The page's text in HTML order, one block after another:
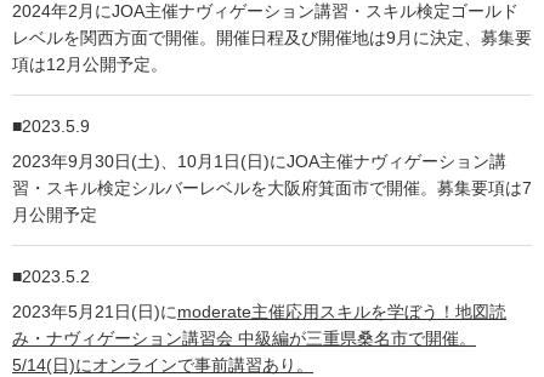
2024年2月にJOA主催ナヴィゲーション講習・スキル検定ゴールド
レベルを関西方面で開催。開催日程及び開催地は9月に決定、募集要
項は12月公開予定。
2023.5.9
2023年9月30日(土)、10月1日(日)にJOA主催ナヴィゲーション講
習・スキル検定シルバーレベルを大阪府箕面市で開催。募集要項は7
月公開予定
2023.5.2
2023年5月21日(日)にmoderate主催応用スキルを学ぼう！地図読
み・ナヴィゲーション講習会 中級編が三重県桑名市で開催。
5/14(日)にオンラインで事前講習あり。